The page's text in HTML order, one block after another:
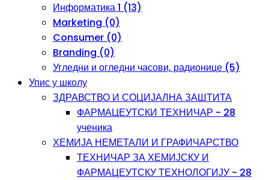
Информатика 1 (13)
Marketing (0)
Consumer (0)
Branding (0)
Угледни и огледни часови, радионице (5)
Упис у школу
ЗДРАВСТВО И СОЦИЈАЛНА ЗАШТИТА
ФАРМАЦЕУТСКИ ТЕХНИЧАР - 28
ученика
ХЕМИЈА НЕМЕТАЛИ И ГРАФИЧАРСТВО
ТЕХНИЧАР ЗА ХЕМИЈСКУ И
ФАРМАЦЕУТСКУ ТЕХНОЛОГИЈУ - 28